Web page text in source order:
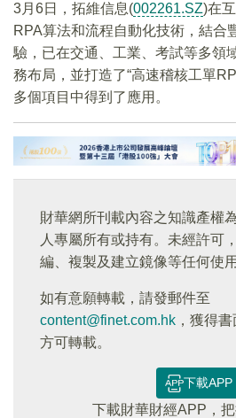
3月6日，拓維信息(002261.SZ)在
RPA算法和流程自動化技術，結合
驗，已在交通、工業、考試等多領
務布局，並打造了“高速稽核工單
多個項目中得到了應用。
財華網所刊載內容之知識產權
人專屬所有或持有。未經許可
編、複製及建立鏡像等任何使用
如有意願轉載，請發郵件至
content@finet.com.hk ，獲得
方可轉載。
下載APP
下載財華財經APP，